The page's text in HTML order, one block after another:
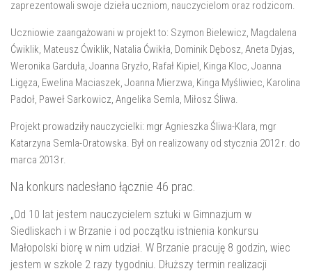
zaprezentowali swoje dzieła uczniom, nauczycielom oraz rodzicom.
Uczniowie zaangażowani w projekt to: Szymon Bielewicz, Magdalena
Ćwiklik, Mateusz Ćwiklik, Natalia Ćwikła, Dominik Dębosz, Aneta Dyjas,
Weronika Garduła, Joanna Gryzło, Rafał Kipiel, Kinga Kloc, Joanna
Ligęza, Ewelina Maciaszek, Joanna Mierzwa, Kinga Myśliwiec, Karolina
Padoł, Paweł Sarkowicz, Angelika Semla, Miłosz Śliwa.
Projekt prowadziły nauczycielki: mgr Agnieszka Śliwa-Klara, mgr
Katarzyna Semla-Oratowska. Był on realizowany od stycznia 2012 r. do
marca 2013 r.
Na konkurs nadesłano łącznie 46 prac.
„Od 10 lat jestem nauczycielem sztuki w Gimnazjum w
Siedliskach i w Brzanie i od początku istnienia konkursu
Małopolski biorę w nim udział. W Brzanie pracuję 8 godzin, wiec
jestem w szkole 2 razy tygodniu. Dłuższy termin realizacji